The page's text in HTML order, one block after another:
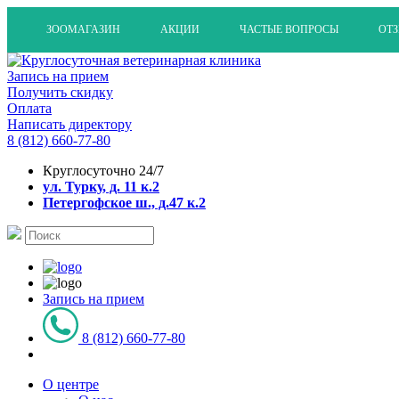
ЗООМАГАЗИН АКЦИИ ЧАСТЫЕ ВОПРОСЫ
Запись на прием
Получить скидку
Оплата
Написать директору
8 (812) 660-77-80
Круглосуточно 24/7
ул. Турку, д. 11 к.2
Петергофское ш., д.47 к.2
Запись на прием
8 (812) 660-77-80
О центре